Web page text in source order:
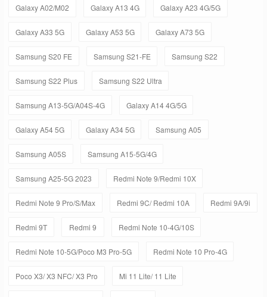
Galaxy A02/M02 Galaxy A13 4G Galaxy A23 4G/5G
Galaxy A33 5G Galaxy A53 5G Galaxy A73 5G
Samsung S20 FE Samsung S21-FE Samsung S22
Samsung S22 Plus Samsung S22 Ultra
Samsung A13-5G/A04S-4G Galaxy A14 4G/5G
Galaxy A54 5G Galaxy A34 5G Samsung A05
Samsung A05S Samsung A15-5G/4G
Samsung A25-5G 2023 Redmi Note 9/Redmi 10X
Redmi Note 9 Pro/S/Max Redmi 9C/ Redmi 10A Redmi 9A/9i
Redmi 9T Redmi 9 Redmi Note 10-4G/10S
Redmi Note 10-5G/Poco M3 Pro-5G Redmi Note 10 Pro-4G
Poco X3/ X3 NFC/ X3 Pro Mi 11 Lite/ 11 Lite